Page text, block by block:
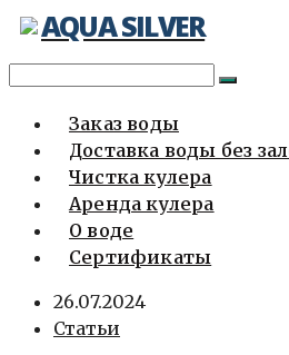
Перейти
AQUA SILVER
Заказ воды
Доставка воды без
Чистка кулера
Аренда кулера
О воде
Сертификаты
26.07.2024
Статьи